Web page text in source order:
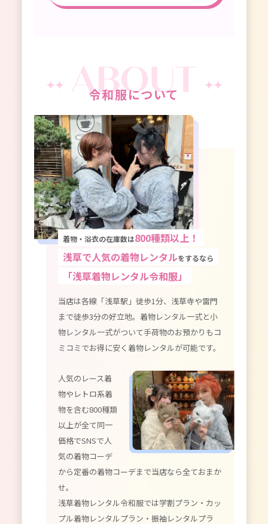
令和服について
着物・浴衣の在庫数は800種類以上！
浅草で人気の着物レンタルをするなら
「浅草着物レンタル令和服」
当店は各線「浅草駅」徒歩1分、浅草寺や雷門
まで徒歩3分の好立地。着物レンタル一式と小
物レンタル一式がついて手荷物のお預かりもコ
ミコミでお得に安く着物レンタルが可能です。
人気のレース着
物やレトロ系着
物を含む800種類
以上が全て同一
価格でSNSで人
気の着物コーデ
から定番の着物コーデまで当店なら全ておまか
せ。
浅草着物レンタル令和服では学割プラン・カッ
プル着物レンタルプラン・振袖レンタルプラ